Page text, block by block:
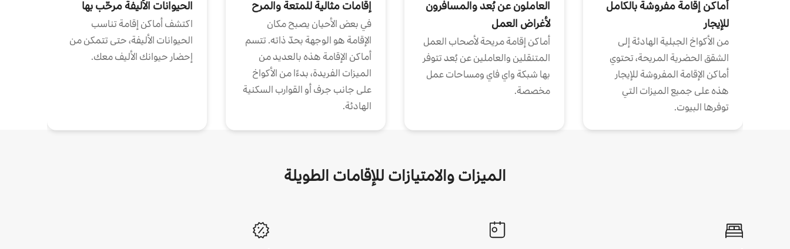
أماكن إقامة مفروشة بالكامل
للإيجار
من الأكواخ الجبلية الهادئة إلى
الشقق الحضرية المريحة، تحتوي
أماكن الإقامة المفروشة للإيجار
هذه على جميع الميزات التي
توفرها البيوت.
العاملون عن بُعد والمسافرون
لأغراض العمل
أماكن إقامة مريحة لأصحاب العمل
المتنقلين والعاملين عن بُعد تتوفر
بها شبكة واي فاي ومساحات عمل
مخصصة.
إقامات مثالية للمتعة والمرح
في بعض الأحيان يصبح مكان
الإقامة هو الوجهة بحدّ ذاته. تتسم
أماكن الإقامة هذه بالعديد من
الميزات الفريدة، بدءًا من الأكواخ
على جانب جرف أو القوارب السكنية
الهادئة.
الحيوانات الأليفة مرحّب بها
اكتشف أماكن إقامة تناسب
الحيوانات الأليفة، حتى تتمكن من
إحضار حيوانك الأليف معك.
الميزات والامتيازات للإقامات الطويلة